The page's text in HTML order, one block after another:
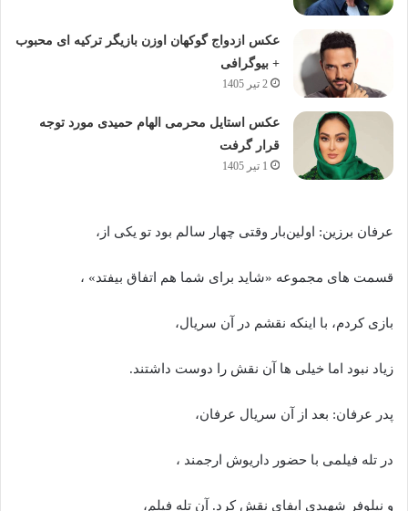
عکس ازدواج گوکهان اوزن بازیگر ترکیه ای محبوب
+ بیوگرافی
2 تیر 1405
عکس استایل محرمی الهام حمیدی مورد توجه
قرار گرفت
1 تیر 1405
عرفان برزین: اولین‌بار وقتی چهار سالم بود تو یکی از،
قسمت های مجموعه «شاید برای شما هم اتفاق بیفتد» ،
بازی کردم، با اینکه نقشم در آن سریال،
زیاد نبود اما خیلی ها آن نقش را دوست داشتند.
پدر عرفان: بعد از آن سریال عرفان،
در تله فیلمی با حضور داریوش ارجمند ،
و نیلوفر شهیدی ایفای نقش کرد. آن تله فیلم،